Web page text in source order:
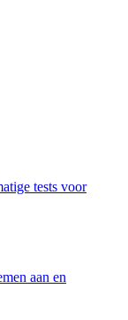
tests voor
aan en